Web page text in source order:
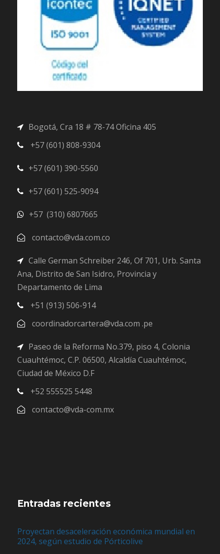
Bogotá, Cra 18 # 78-74 Oficina 405
+57 (601) 808-9304
+57 (601) 390-5560
+57 (601) 525-9094
+57 (310) 6807665
contacto@vda.com.co
Calle German Schreiber 246, Of 701, Urb. Santa
Ana, Distrito de San Isidro, Provincia y
Departamento de Lima
+51 (913) 506-914
coordinadorcartera@vda.com .pe
Paseo de la Reforma No.379, piso 4, Colonia
Cuauhtémoc, C.P. 06500, Alcaldía Cuauhtémoc,
Ciudad de México D.F
+52 555525 5448
contacto@vda-com.mx
Entradas recientes
Proyectan desaceleración económica mundial en
2024, según estudio de Pórticolive